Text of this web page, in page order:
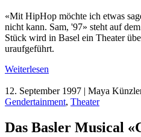
«Mit HipHop möchte ich etwas
nicht kann. Sam, '97» steht auf
Stück wird in Basel ein Theater
uraufgeführt.
Weiterlesen
12. September 1997 | Maya
Gendertainment, Theater
Das Basler Musical